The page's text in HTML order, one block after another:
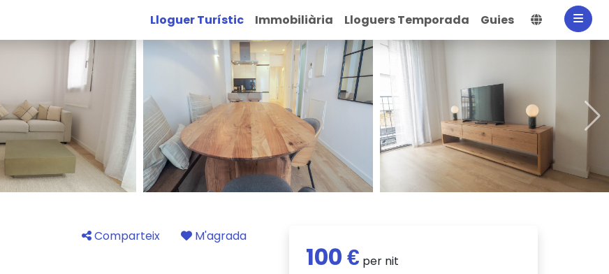
Lloguer Turístic Immobiliària Lloguers Temporada Guies
Comparteix M'agrada
100 € per nit